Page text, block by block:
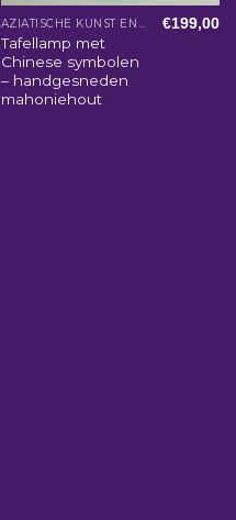
AZIATISCHE KUNST EN WOONACCESSOIRES
Tafellamp met
Chinese symbolen
– handgesneden
mahoniehout
€199,00